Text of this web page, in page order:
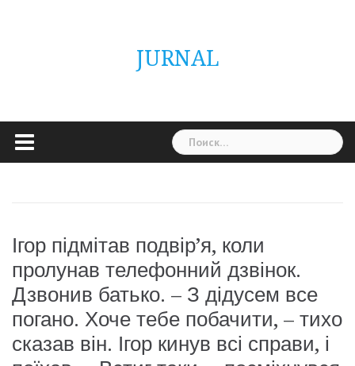
JURNAL
Найти:
Ігор підмітав подвір’я, коли
пролунав телефонний дзвінок.
Дзвонив батько. – З дідусем все
погано. Хоче тебе побачити, – тихо
сказав він. Ігор кинув всі справи, і